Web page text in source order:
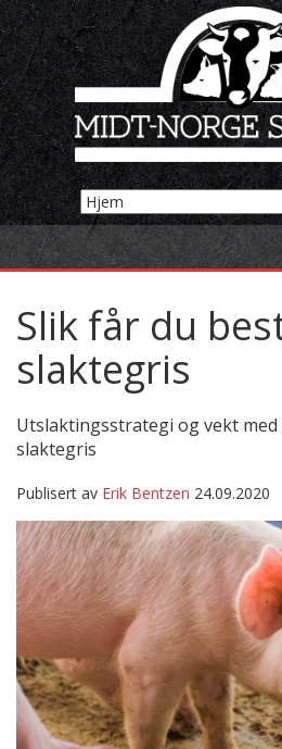
Slik får du
slaktegris
Utslaktingsstrategi og vekt
slaktegris
Publisert av Erik Bentzen 24.09.2020